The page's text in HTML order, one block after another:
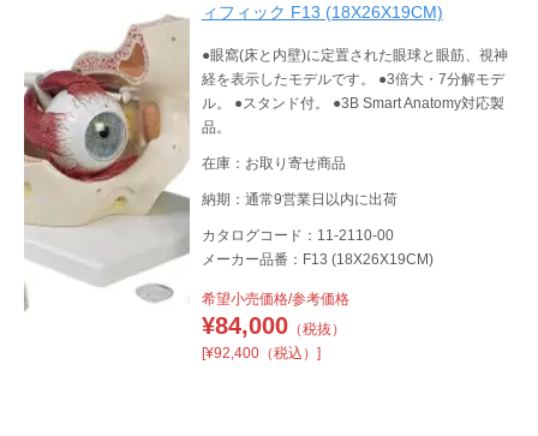
ィフィック F13 (18X26X19CM)
●眼窩(床と内壁)に定置された眼球と眼筋、視神
経を表示したモデルです。 ●3倍大・7分解モデ
ル。 ●スタンド付。 ●3B Smart Anatomy対応製
品。
在庫：お取り寄せ商品
納期：通常9営業日以内に出荷
カタログコード：11-2110-00
メーカー品番：F13 (18X26X19CM)
希望小売価格/参考価格
¥84,000（税抜）
[¥92,400（税込）]